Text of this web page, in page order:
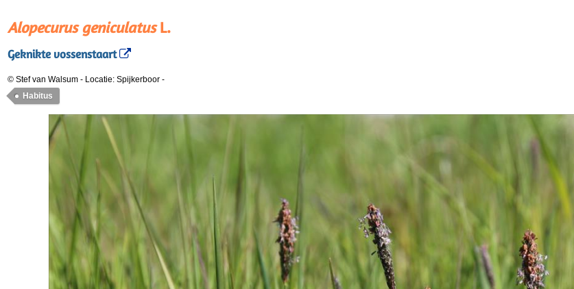
Alopecurus geniculatusL.
Geknikte vossenstaart
© Stef van Walsum - Locatie: Spijkerboor -
Habitus